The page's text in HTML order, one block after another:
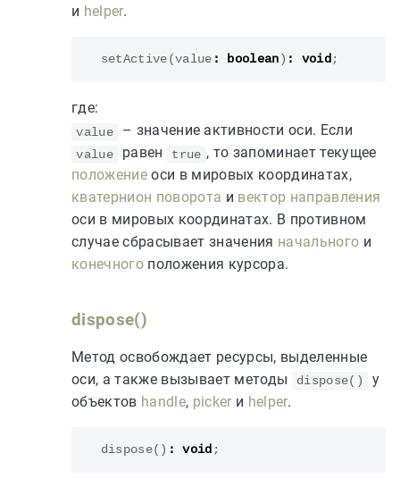
и helper.
setActive ( value : boolean ) : void;
где:
value – значение активности оси. Если
value равен true , то запоминает текущее
положениеоси в мировых координатах,
кватернион поворота и вектор направления
оси в мировых координатах. В противном
случае сбрасывает значения начального и
конечногоположения курсора.
dispose()
Метод освобождает ресурсы, выделенные
оси, а также вызывает методы
dispose()
у
объектов handle, picker и helper.
dispose() : void ;